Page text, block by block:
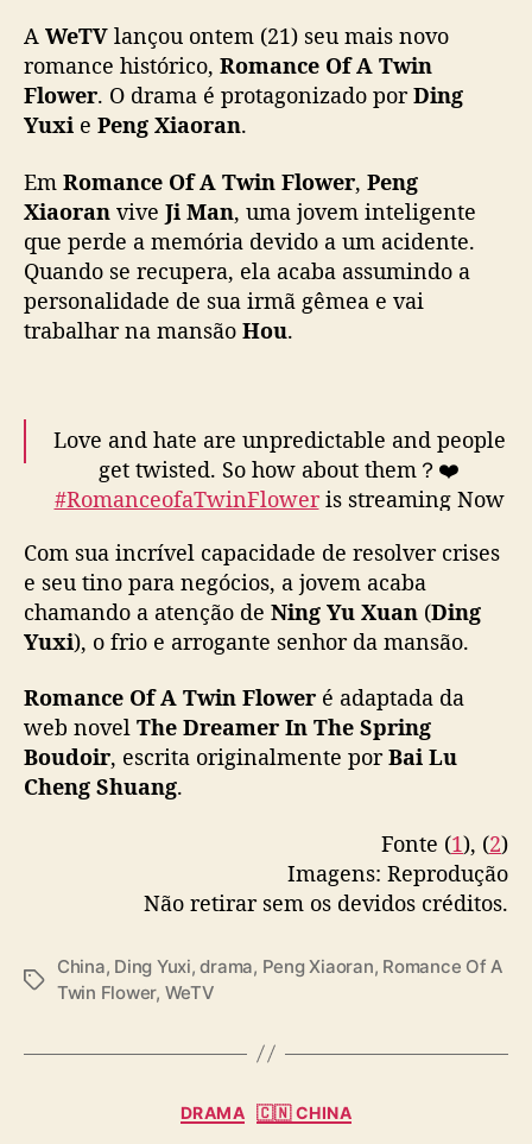
n
c
O
T
w
i
n
F
”
,
c
m
D
i
n
u
x
i
n
g
a
a
A WeTV lançou ontem (21) seu mais novo
romance histórico, Romance Of A Twin
Flower. O drama é protagonizado porDing
Yuxi e Peng Xiaoran.
Em Romance Of A Twin Flower, Peng
Xiaoran vive Ji Man, uma jovem inteligente
que perde a memória devido a um acidente.
Quando se recupera, ela acaba assumindo a
personalidade de sua irmã gêmea e vai
trabalhar na mansão Hou.
Love and hate are unpredictable and people
get twisted. So how about them？❤️
#RomanceofaTwinFloweris streaming Now
Starring#DingYuxi #PengXiaoran#春闺梦里
人 #丁禹兮 #彭小苒 #WeTV
#WeTVAlwaysMore
— WeTV.Official (@WeTVOfficial)March 22,
2023
Com sua incrível capacidade de resolver crises
e seu tino para negócios, a jovem acaba
chamando a atenção de Ning Yu Xuan (Ding
Yuxi), o frio e arrogante senhor da mansão.
Romance Of A Twin Flower é adaptada da
web novel The Dreamer In The Spring
Boudoir, escrita originalmente porBai Lu
Cheng Shuang.
Fonte (1), (2)
Imagens: Reprodução
Não retirar sem os devidos créditos.
T
s
China, Ding Yuxi,drama, Peng Xiaoran, Romance Of A
Twin Flower, WeTV
C
DRAMA 🇨🇳 CHINA